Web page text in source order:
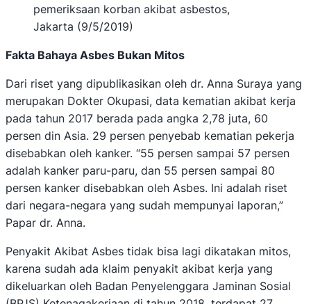
pemeriksaan korban akibat asbestos,
Jakarta (9/5/2019)
Fakta Bahaya Asbes Bukan Mitos
Dari riset yang dipublikasikan oleh dr. Anna Suraya yang
merupakan Dokter Okupasi, data kematian akibat kerja
pada tahun 2017 berada pada angka 2,78 juta, 60
persen din Asia. 29 persen penyebab kematian pekerja
disebabkan oleh kanker. “55 persen sampai 57 persen
adalah kanker paru-paru, dan 55 persen sampai 80
persen kanker disebabkan oleh Asbes. Ini adalah riset
dari negara-negara yang sudah mempunyai laporan,”
Papar dr. Anna.
Penyakit Akibat Asbes tidak bisa lagi dikatakan mitos,
karena sudah ada klaim penyakit akibat kerja yang
dikeluarkan oleh Badan Penyelenggara Jaminan Sosial